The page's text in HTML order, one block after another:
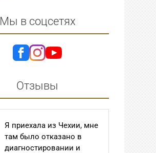
Мы в соцсетях
Отзывы
В автобусе случайно
услышала разговор
двух пожилых женщин.